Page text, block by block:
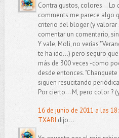
Contra gustos, colores...
comments me parece algo
criterio del bloger (y valorar
comentar un comentario,
Y vale, Moli, no verías
te ha ido...) pero seguro
más de 300 veces -como
desde entonces.
siguen resucitando
Por cierto... M, pero color ?
16 de junio de 2011 a las
TXABI dijo...